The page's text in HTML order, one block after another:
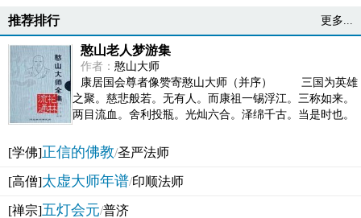
推荐排行 更多...
憨山老人梦游集
作者： 憨山大师
康居国会尊者像赞寄憨山大师（并序） 三国为英雄
之聚。慈悲般若。无有人。而康祖一锡浮江。三称如来。
两目流血。舍利投瓶。光灿六合。泽绵千古。当是时也。
[学佛]正信的佛教/圣严法师
[高僧]太虚大师年谱/印顺法师
[禅宗]五灯会元/普济